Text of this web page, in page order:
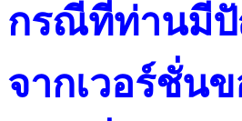
กรณีที่ท่านมีปั
จากเวอร์ชั่น